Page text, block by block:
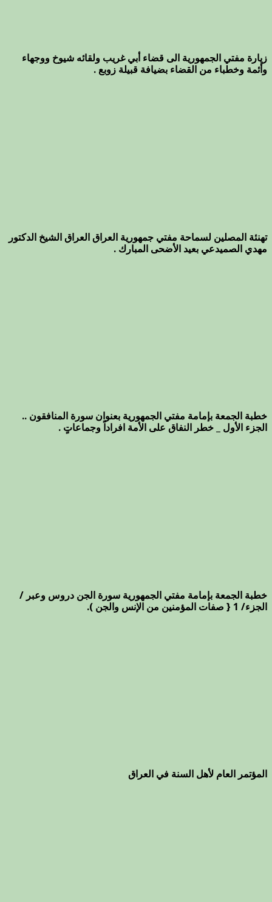
زيارة مفتي الجمهورية الى قضاء أبي غريب ولقائه شيوخ ووجهاء
وأئمة وخطباء من القضاء بضيافة قبيلة زوبع .
تهنئة المصلين لسماحة مفتي جمهورية العراق العراق الشيخ الدكتور
مهدي الصميدعي بعيد الأضحى المبارك .
خطبة الجمعة بإمامة مفتي الجمهورية بعنوان سورة المنافقون ..
الجزء الأول _ خطر النفاق على الأمة افراداً وجماعاتٍ .
خطبة الجمعة بإمامة مفتي الجمهورية سورة الجن دروس وعبر /
الجزء/ 1 { صفات المؤمنين من الإنس والجن ).
المؤتمر العام لأهل السنة في العراق